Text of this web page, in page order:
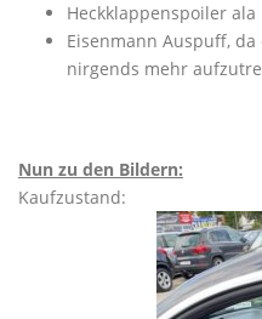
Heckklappenspoiler ala
Eisenmann Auspuff,
nirgends mehr
Nun zu den Bildern:
Kaufzustand: